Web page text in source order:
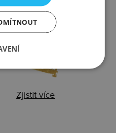
Balení
Zjistit více